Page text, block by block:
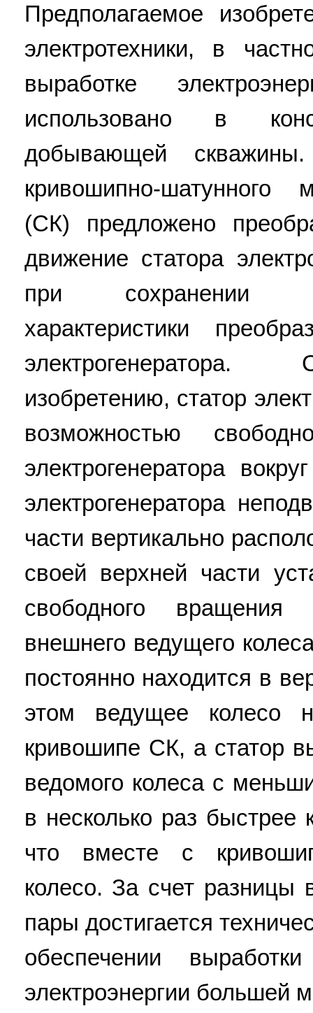
Предполагаемое
электротехники, в
выработке
использовано в
добывающей
кривошипно-шатунного
(СК) предложено
движение статора
при сохранении
характеристики
изобретению, статор
возможностью
электрогенератора
электрогенератора
части вертикально
своей верхней части
свободного вращения
внешнего ведущего
постоянно находится в
этом ведущее колесо
кривошипе СК, а статор
ведомого колеса с
в несколько раз быстрее
что вместе с
колесо. За счет разницы
пары достигается
обеспечении
электроэнергии большей